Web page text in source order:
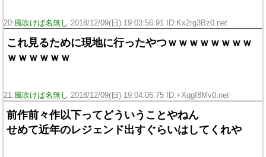
20:風吹けば名無し 2018/12/09(日) 19:03:56.91 ID:Kx2rg3Bz0.net
これ見るために現地に行ったやつｗｗｗｗｗｗｗｗ
ｗｗｗｗｗｗ
21:風吹けば名無し 2018/12/09(日) 19:04:06.75 ID:+Xqgf8Mv0.net
前作前々作以下ってどういうことやねん
せめて近年のレジェンド出すぐらいはしてくれや